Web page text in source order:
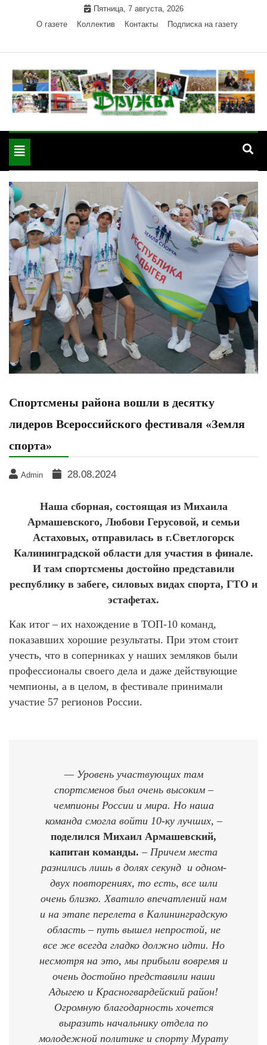
Пятница, 7 августа, 2026
О газете
Коллектив Контакты Подписка на газету
"Дружба" — газета
района РА
Красногвардейского района Республики Адыгея
Toggle
navigation
Спортсмены района вошли в десятку
лидеров Всероссийского фестиваля «Земля
спорта»
Admin 28.08.2024
Наша сборная, состоящая из Михаила
Армашевского, Любови Герусовой, и семьи
Астаховых, отправилась в г.Светлогорск
Калининградской области для участия в финале.
И там спортсмены достойно представили
республику в забеге, силовых видах спорта, ГТО и
эстафетах.
Как итог – их нахождение в ТОП-10 команд,
показавших хорошие результаты. При этом стоит
учесть, что в соперниках у наших земляков были
профессионалы своего дела и даже действующие
чемпионы, а в целом, в фестивале принимали
участие 57 регионов России.
— Уровень участвующих там
спортсменов был очень высоким –
чемпионы России и мира. Но наша
команда смогла войти 10-ку лучших, –
поделился Михаил Армашевский,
капитан команды. – Причем места
разнились лишь в долях секунд и одном-
двух повторениях, то есть, все шли
очень близко. Хватило впечатлений нам
и на этапе перелета в Калининградскую
область – путь вышел непростой, не
все же всегда гладко должно идти. Но
несмотря на это, мы прибыли вовремя и
очень достойно представили наши
Адыгею и Красногвардейский район!
Огромную благодарность хочется
выразить начальнику отдела по
молодежной политике и спорту Мурату